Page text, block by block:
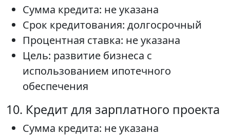
Сумма кредита: не указана
Срок кредитования: долгосрочный
Процентная ставка: не указана
Цель: развитие бизнеса с
использованием ипотечного
обеспечения
10. Кредит для зарплатного проекта
Сумма кредита: не указана